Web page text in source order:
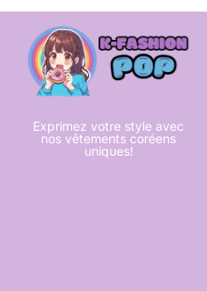
Exprimez votre style avec
nos vêtements coréens
uniques!